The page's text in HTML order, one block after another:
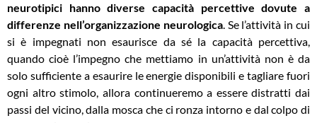
neurotipici hanno diverse capacità percettive dovute a
differenze nell’organizzazione neurologica. Se l’attività in cui
si è impegnati non esaurisce da sé la capacità percettiva,
quando cioè l’impegno che mettiamo in un’attività non è da
solo sufficiente a esaurire le energie disponibili e tagliare fuori
ogni altro stimolo, allora continueremo a essere distratti dai
passi del vicino, dalla mosca che ci ronza intorno e dal colpo di